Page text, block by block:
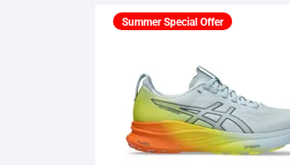
Summer Special Offer